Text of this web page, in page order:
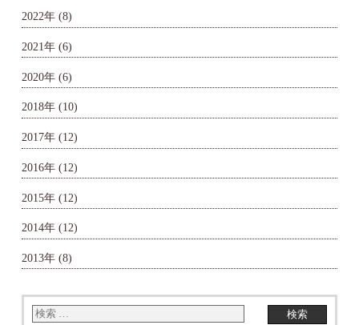
2022年 (8)
2021年 (6)
2020年 (6)
2018年 (10)
2017年 (12)
2016年 (12)
2015年 (12)
2014年 (12)
2013年 (8)